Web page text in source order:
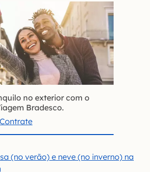
no exterior com o
Bradesco.
(no verão) e neve (no inverno) na